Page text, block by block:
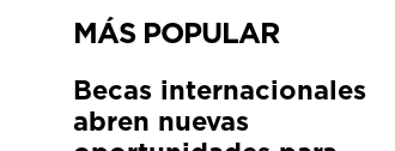
MÁS POPULAR
Becas internacionales
abren nuevas